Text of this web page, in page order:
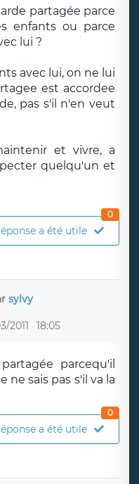
partagée parce
enfants ou parce
lui ?
avec lui, on ne lui
est accordee
pas s'il n'en veut
et vivre, a
quelqu'un et
a été utile
0
sylvy
2011 18:05
parcequ'il
ne sais pas s'il va la
a été utile
0